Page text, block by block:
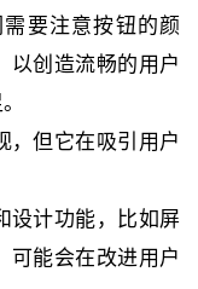
要注意按钮的颜
以创造流畅的用户
，但它在吸引用户
设计功能，比如屏
可能会在改进用户